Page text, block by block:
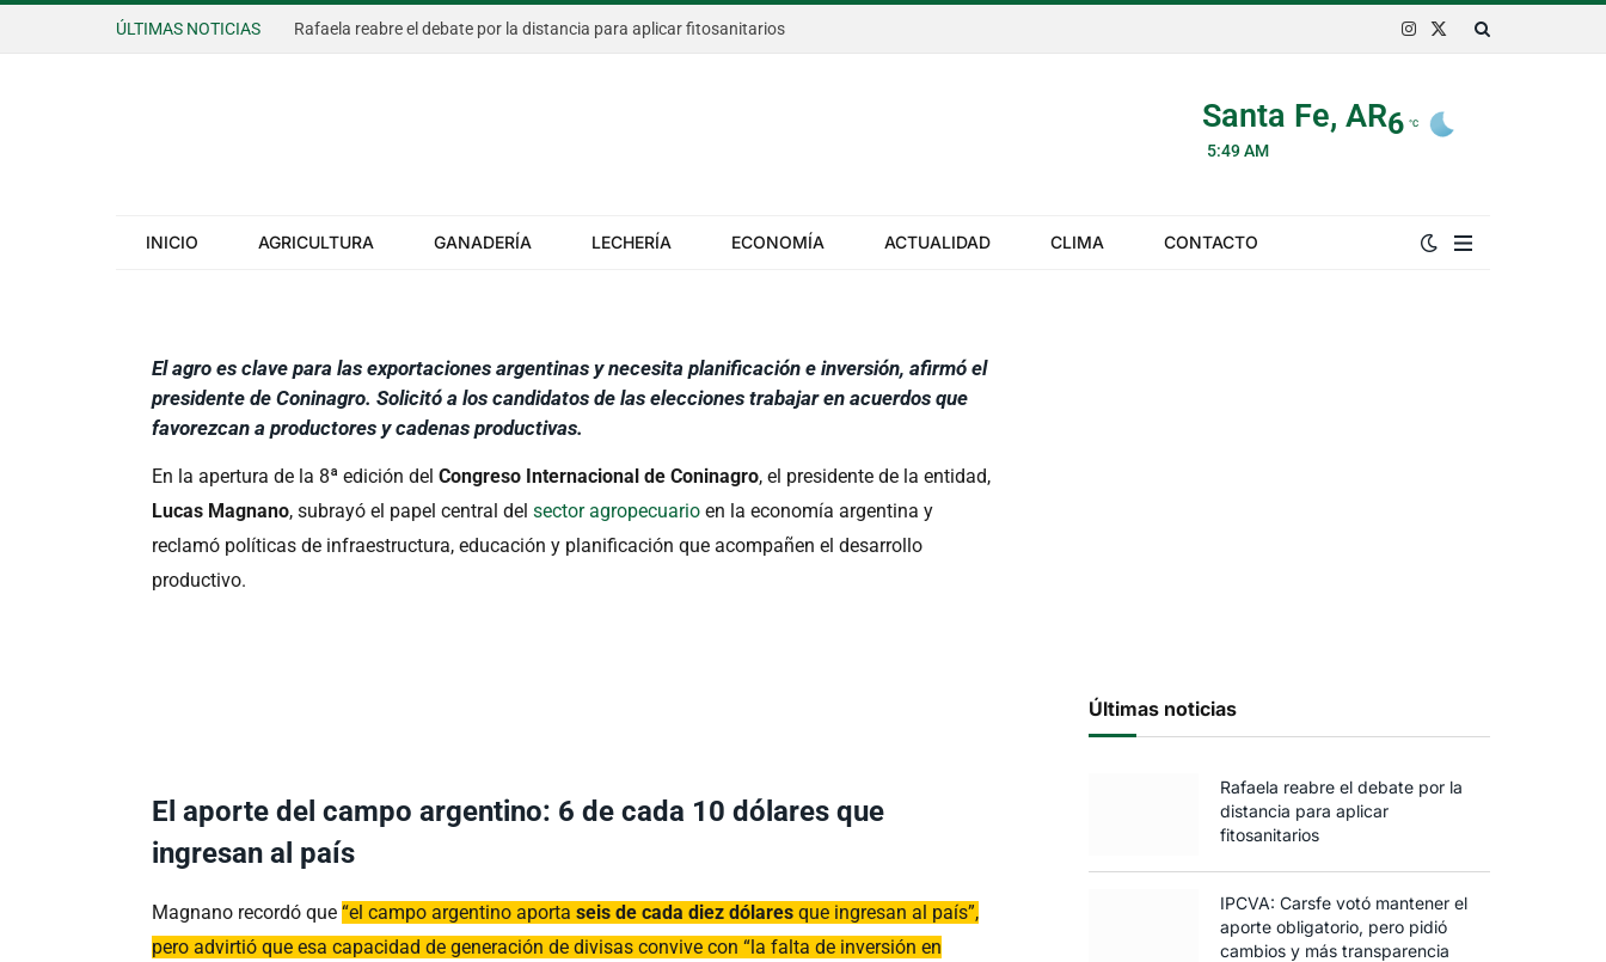
ÚLTIMAS NOTICIAS Rafaela reabre el debate por la distancia para aplicar fitosanitarios
Instagram
X
Santa Fe, AR
5:49 AM
6 °C
INICIO AGRICULTURA GANADERÍA LECHERÍA ECONOMÍA ACTUALIDAD CLIMA CONTACTO
ACTUALIDAD
REDACCIÓN AIRE AGRO 18 DE SEPTIEMBRE DE 2025
El agro es clave para las exportaciones argentinas y necesita planificación e inversión, afirmó el
presidente de Coninagro. Solicitó a los candidatos de las elecciones trabajar en acuerdos que
favorezcan a productores y cadenas productivas.
En la apertura de la 8ª edición delCongreso Internacional de Coninagro, el presidente de la entidad,
Lucas Magnano, subrayó el papel central delsector agropecuario en la economía argentina y
reclamó políticas de infraestructura, educación y planificación que acompañen el desarrollo
productivo.
El aporte del campo argentino: 6 de cada 10 dólares que
ingresan al país
Magnano recordó que“el campo argentino aportaseis de cada diez dólares que ingresan al país”,
pero advirtió que esa capacidad de generación de divisas convive con “la falta de inversión en
Últimas noticias
Rafaela reabre el debate por la
distancia para aplicar
fitosanitarios
IPCVA: Carsfe votó mantener el
aporte obligatorio, pero pidió
cambios y más transparencia